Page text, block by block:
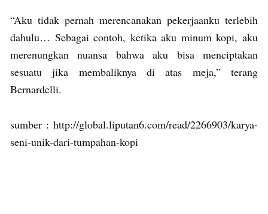
“Aku tidak pernah merencanakan pekerjaanku terlebih
dahulu… Sebagai contoh, ketika aku minum kopi, aku
merenungkan nuansa bahwa aku bisa menciptakan
sesuatu jika membaliknya di atas meja,” terang
Bernardelli.
sumber : http://global.liputan6.com/read/2266903/karya-
seni-unik-dari-tumpahan-kopi